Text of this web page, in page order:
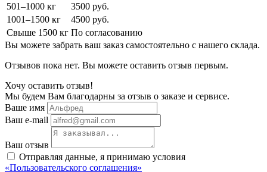
501–1000 кг
3500 руб.
1001–1500 кг
4500 руб.
Свыше 1500 кг По согласованию
Вы можете забрать ваш заказ самостоятельно с нашего склада.
Отзывов пока нет. Вы можете оставить отзыв первым.
Хочу оставить отзыв!
Мы будем Вам благодарны за отзыв о заказе и сервисе.
Ваше имя
Ваш e-mail
Ваш отзыв
Отправляя данные, я принимаю условия
«Пользовательского соглашения»